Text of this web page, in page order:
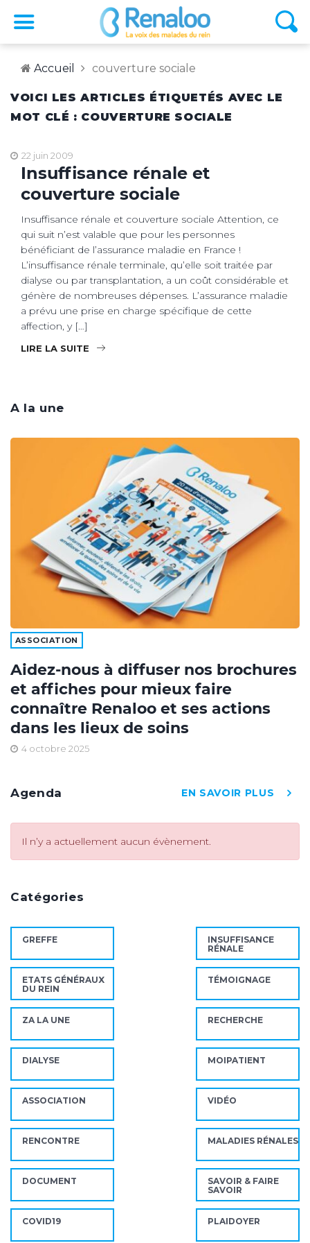
Accueil couverture sociale
VOICI LES ARTICLES ÉTIQUETÉS AVEC LE
MOT CLÉ : COUVERTURE SOCIALE
22 juin 2009
Insuffisance rénale et
couverture sociale
Insuffisance rénale et couverture sociale Attention, ce
qui suit n’est valable que pour les personnes
bénéficiant de l’assurance maladie en France !
L’insuffisance rénale terminale, qu’elle soit traitée par
dialyse ou par transplantation, a un coût considérable et
génère de nombreuses dépenses. L’assurance maladie
a prévu une prise en charge spécifique de cette
affection, y […]
LIRE LA SUITE
A la une
ASSOCIATION
Aidez-nous à diffuser nos brochures
et affiches pour mieux faire
connaître Renaloo et ses actions
dans les lieux de soins
4 octobre 2025
Agenda EN SAVOIR PLUS
Il n’y a actuellement aucun évènement.
Catégories
GREFFE
INSUFFISANCE
RÉNALE
ETATS GÉNÉRAUX
DU REIN
TÉMOIGNAGE
ZA LA UNE RECHERCHE
DIALYSE MOIPATIENT
ASSOCIATION VIDÉO
RENCONTRE MALADIES RÉNALES
DOCUMENT
SAVOIR & FAIRE
SAVOIR
COVID19 PLAIDOYER